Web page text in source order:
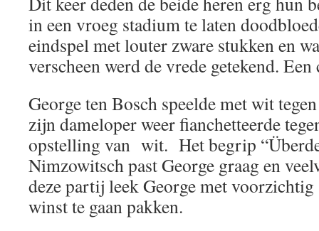
in een vroeg stadium te laten
eindspel met louter zware stukken en
verscheen werd de vrede getekend.
George ten Bosch speelde met wit
zijn dameloper weer fianchetteerde
opstelling van wit. Het begrip
Nimzowitsch past George graag en
deze partij leek George met voorzichtig
winst te gaan pakken.